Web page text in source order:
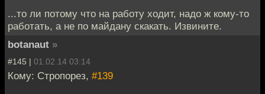
...то ли потому что на работу ходит, надо ж кому-то
работать, а не по майдану скакать. Извините.
botanaut »
#145 | 01.02.14 03:14
Кому: Стропорез, #139